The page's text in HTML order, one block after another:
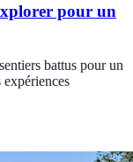
pour un
battus pour un